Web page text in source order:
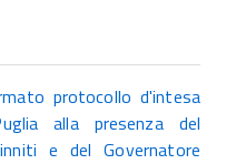
protocollo d'intesa
alla presenza del
e del Governatore